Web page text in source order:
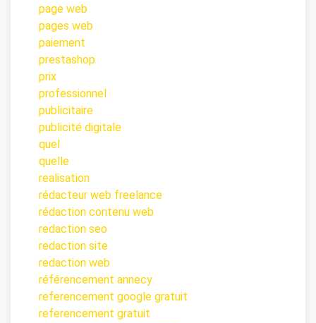
page web
pages web
paiement
prestashop
prix
professionnel
publicitaire
publicité digitale
quel
quelle
realisation
rédacteur web freelance
rédaction contenu web
redaction seo
redaction site
redaction web
référencement annecy
referencement google gratuit
referencement gratuit